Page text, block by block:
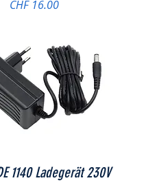
Preis
CHF 16.00
1140 Ladegerät 230V